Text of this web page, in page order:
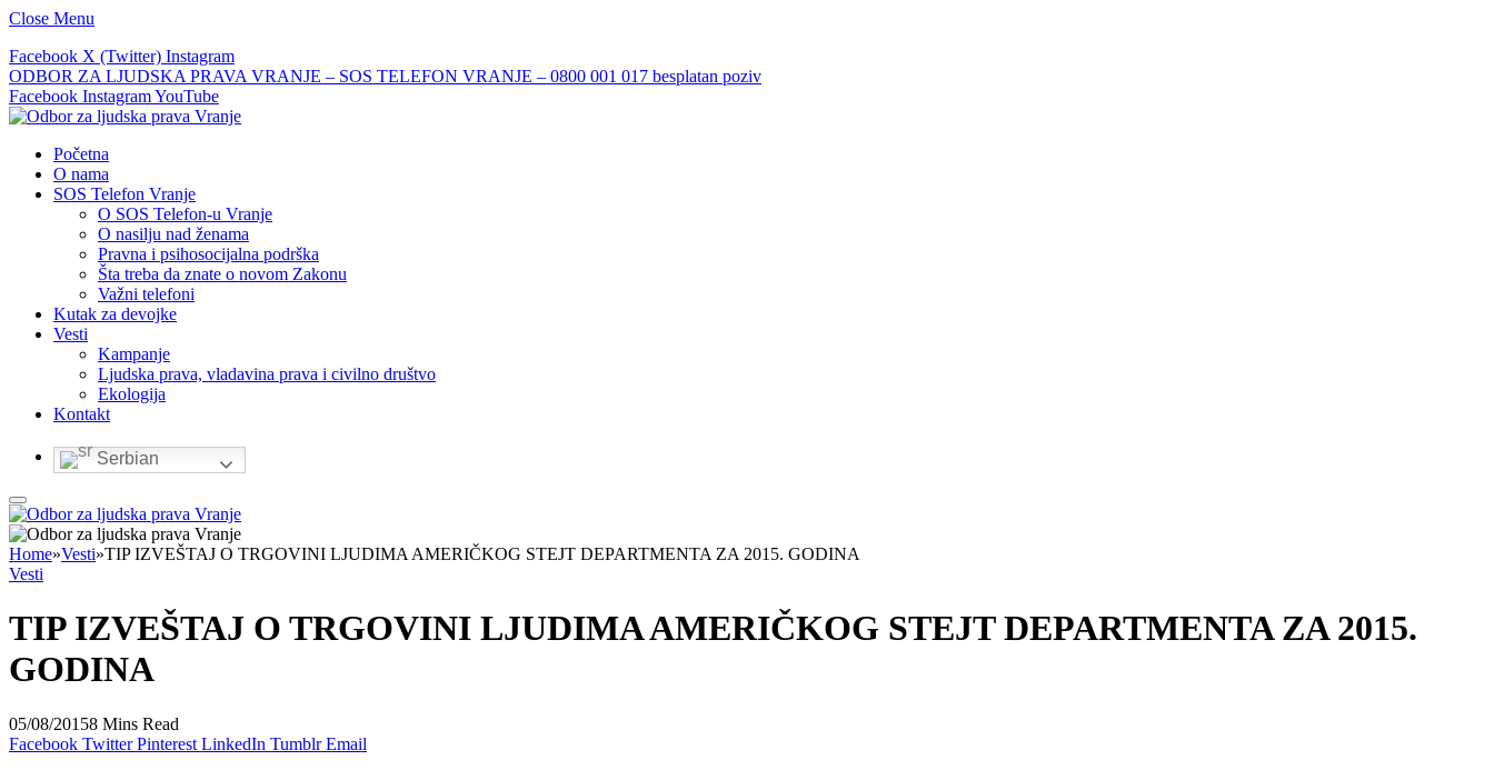
Close Menu
Facebook X (Twitter) Instagram
ODBOR ZA LJUDSKA PRAVA VRANJE – SOS TELEFON VRANJE – 0800 001 017 besplatan poziv
Facebook InstagramYouTube
Početna
O nama
SOS Telefon Vranje
O SOS Telefon-u Vranje
O nasilju nad ženama
Pravna i psihosocijalna podrška
Šta treba da znate o novom Zakonu
Važni telefoni
Kutak za devojke
Vesti
Kampanje
Ljudska prava, vladavina prava i civilno društvo
Ekologija
Kontakt
Serbian
Home»Vesti»TIP IZVEŠTAJ O TRGOVINI LJUDIMA AMERIČKOG STEJT DEPARTMENTA ZA 2015. GODINA
Vesti
TIP IZVEŠTAJ O TRGOVINI LJUDIMA AMERIČKOG STEJT DEPARTMENTA ZA 2015.
GODINA
05/08/20158 Mins Read
Facebook Twitter Pinterest LinkedIn Tumblr Email